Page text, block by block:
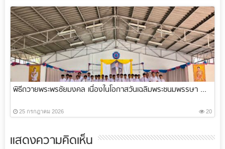
พิธีถวายพระพรชัยมงคล เนื่องในโอกาสวันเฉลิมพระชนมพรรษา ...
25 กรกฎาคม 2026 20
แสดงความคิดเห็น